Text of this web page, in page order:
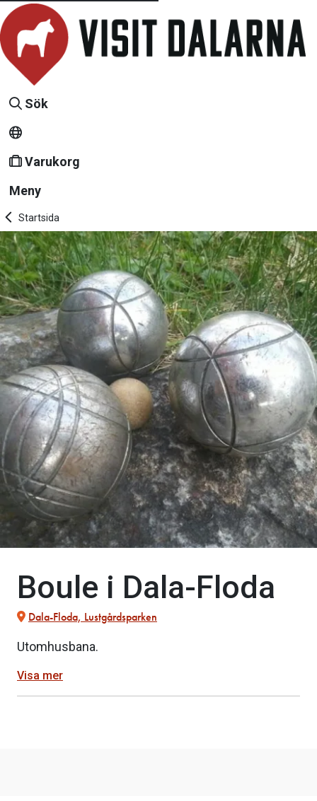
Sök
Varukorg
Meny
Startsida
Boule i Dala-Floda
Dala-Floda, Lustgårdsparken
Utomhusbana.
Visa mer